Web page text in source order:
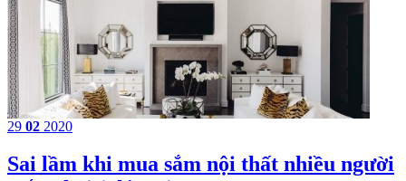
29 02 2020
Sai lầm khi mua sắm nội thất nhiều người